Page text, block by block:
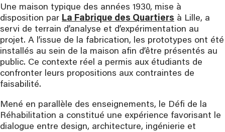
Une maison typique des années 1930, mise à
disposition par La Fabrique des Quartiers à Lille, a
servi de terrain d’analyse et d’expérimentation au
projet. A l’issue de la fabrication, les prototypes ont été
installés au sein de la maison afin d’être présentés au
public. Ce contexte réel a permis aux étudiants de
confronter leurs propositions aux contraintes de
faisabilité.
Mené en parallèle des enseignements, le Défi de la
Réhabilitation a constitué une expérience favorisant le
dialogue entre design, architecture, ingénierie et